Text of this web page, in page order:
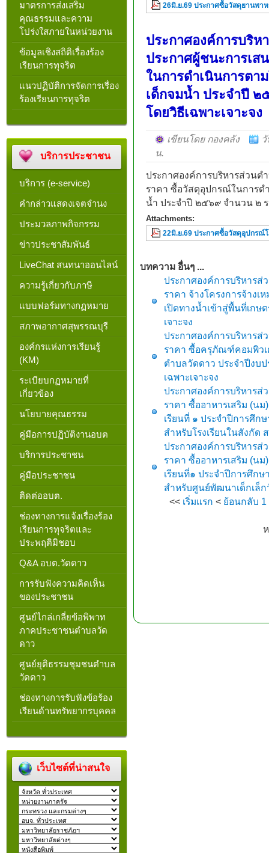
มาตรการส่งเสริม
คุณธรรมและความ
โปร่งใสภายในหน่วยงาน
ข้อมูลเชิงสถิติเรื่องร้อง
เรียนการทุจริต
แนวปฏิบัติการจัดการเรื่อง
ร้องเรียนการทุจริต
บริการประชาชน
บริการ (e-service)
คำกล่าวแสดงเจตจำนง
ประมวลภาพกิจกรรม
ข่าวประชาสัมพันธ์
LiveChat สนทนาออนไลน์
ความรู้เกี่ยวกับภาษี
แบบฟอร์มทางกฏหมาย
สภาพอากาศสุพรรณบุรี
องค์กรแห่งการเรียนรู้
(KM)
ระเบียบกฏหมายที่
เกี่ยวข้อง
นโยบายคุณธรรม
คู่มือการปฏิบัติงานอบต
บริการประชาชน
คู่มือประชาชน
ติดต่ออบต.
ช่องทางการแจ้งเรื่องร้อง
เรียนการทุจริตและ
ประพฤติมิชอบ
Q&A อบต.วัดดาว
การรับฟังความคิดเห็น
ของประชาชน
ศูนย์ไกล่เกลี่ยข้อพิพาท
ภาคประชาชนตำบลวัด
ดาว
ศูนย์ยุติธรรมชุมชนตำบล
วัดดาว
ช่องทางการรับฟังข้อร้อง
เรียนด้านทรัพยากรบุคคล
เว็บไซต์ที่น่าสนใจ
26มิ.ย.69 ประกาศซื้อวัสดุยานพา
ประกาศองค์การบริห
ประกาศผู้ชนะการเ
ในการดำเนินการตา
เด็กจมน้ำ ประจำปี
โดยวิธีเฉพาะเจาะจง
เขียนโดย กองคลัง
น.
ประกาศองค์การบริหารส่วนต
ราคา ซื้อวัสดุอุปกรณ์ในการด
น้ำ ประจำปี ๒๕๖๙ จำนวน ๒ ร
Attachments:
22มิ.ย.69 ประกาศซื้อวัสดุอุปกรณ์
บทความ อื่นๆ ...
ประกาศองค์การบริหารส่
ราคา จ้างโครงการจ้าง
เปิดทางน้ำเข้าสู่พื้นที่เกษ
เจาะจง
ประกาศองค์การบริหารส่
ราคา ซื้อครุภัณฑ์คอมพิวเ
ตำบลวัดดาว ประจำปีงบ
เฉพาะเจาะจง
ประกาศองค์การบริหารส่
ราคา ซื้ออาหารเสริม (น
เรียนที่ ๑ ประจำปีการศึ
สำหรับโรงเรียนในสังกัด
ประกาศองค์การบริหารส่
ราคา ซื้ออาหารเสริม (น
เรียนที่๑ ประจำปีการศึ
สำหรับศูนย์พัฒนาเด็กเล็ก
<< เริ่มแรก < ย้อนกลับ 1